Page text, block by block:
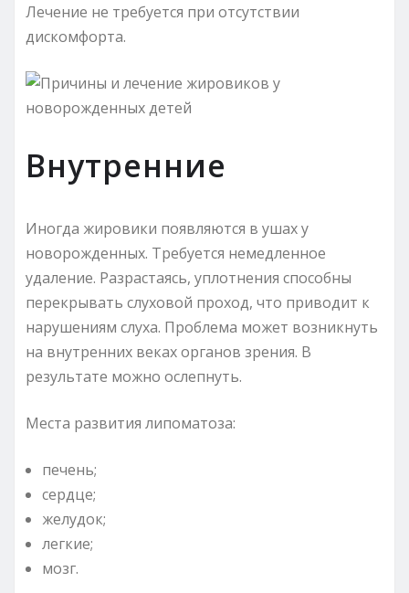
Лечение не требуется при отсутствии
дискомфорта.
Внутренние
Иногда жировики появляются в ушах у
новорожденных. Требуется немедленное
удаление. Разрастаясь, уплотнения способны
перекрывать слуховой проход, что приводит к
нарушениям слуха. Проблема может возникнуть
на внутренних веках органов зрения. В
результате можно ослепнуть.
Места развития липоматоза:
печень;
сердце;
желудок;
легкие;
мозг.